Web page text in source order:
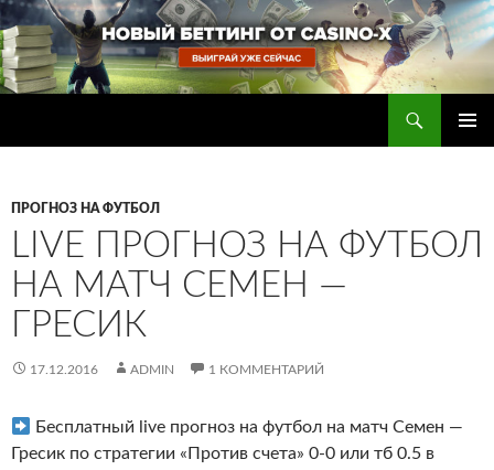
Перейти
к
содержимому
ПРОГНОЗ НА ФУТБОЛ
LIVE ПРОГНОЗ НА ФУТБОЛ
НА МАТЧ СЕМЕН —
ГРЕСИК
17.12.2016 ADMIN 1 КОММЕНТАРИЙ
Бесплатный live прогноз на футбол на матч Семен —
Гресик по стратегии «Против счета» 0-0 или тб 0.5 в